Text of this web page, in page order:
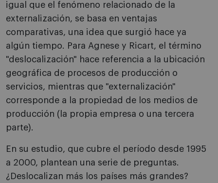
igual que el fenómeno relacionado de la
externalización, se basa en ventajas
comparativas, una idea que surgió hace ya
algún tiempo. Para Agnese y Ricart, el término
"deslocalización" hace referencia a la ubicación
geográfica de procesos de producción o
servicios, mientras que "externalización"
corresponde a la propiedad de los medios de
producción (la propia empresa o una tercera
parte).
En su estudio, que cubre el período desde 1995
a 2000, plantean una serie de preguntas.
¿Deslocalizan más los países más grandes?